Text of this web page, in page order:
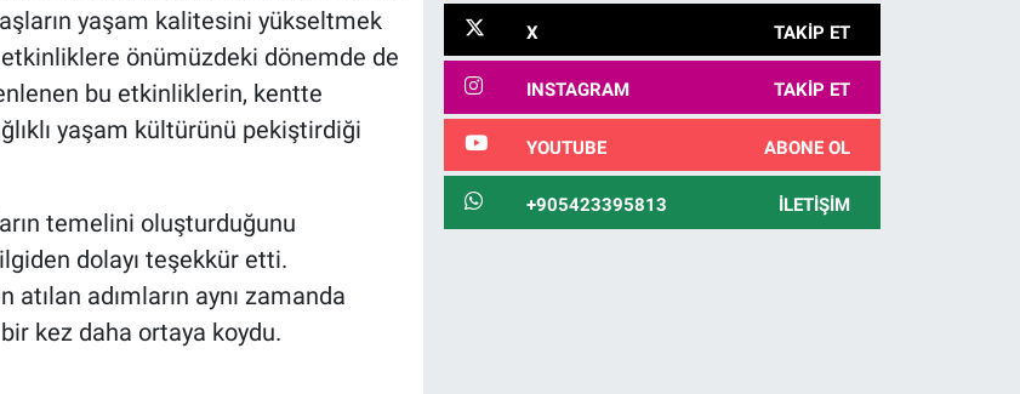
yaşam kalitesini yükseltmek
etkinliklere önümüzdeki dönemde de
bu etkinliklerin, kentte
yaşam kültürünü pekiştirdiği
temelini oluşturduğunu
dolayı teşekkür etti.
atılan adımların aynı zamanda
kez daha ortaya koydu.
X TAKIP ET
INSTAGRAM TAKIP ET
YOUTUBE ABONE OL
+905423395813 İLETIŞIM